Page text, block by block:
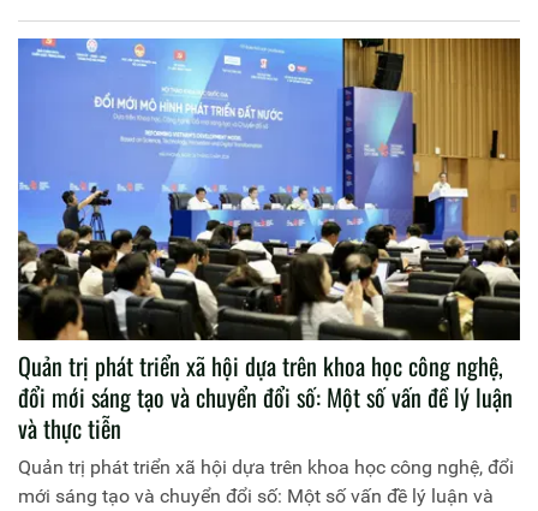
Quản trị phát triển xã hội dựa trên khoa học công nghệ,
đổi mới sáng tạo và chuyển đổi số: Một số vấn đề lý luận
và thực tiễn
Quản trị phát triển xã hội dựa trên khoa học công nghệ, đổi
mới sáng tạo và chuyển đổi số: Một số vấn đề lý luận và